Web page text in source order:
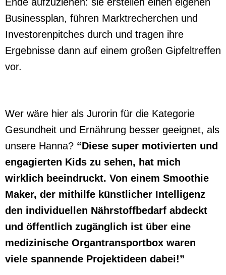
Businessplan, führen Marktrecherchen und
Investorenpitches durch und tragen ihre
Ergebnisse dann auf einem großen Gipfeltreffen
vor.
Wer wäre hier als Jurorin für die Kategorie
Gesundheit und Ernährung besser geeignet, als
unsere Hanna? “Diese super motivierten und
engagierten Kids zu sehen, hat mich
wirklich beeindruckt. Von einem Smoothie
Maker, der mithilfe künstlicher Intelligenz
den individuellen Nährstoffbedarf abdeckt
und öffentlich zugänglich ist über eine
medizinische Organtransportbox waren
viele spannende Projektideen dabei!”